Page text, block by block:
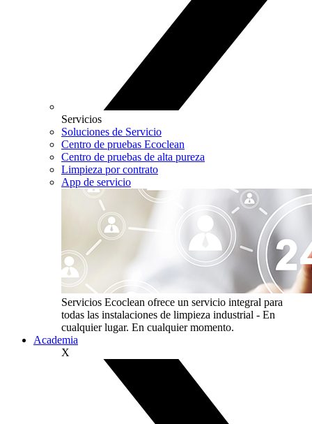
Servicios
Soluciones de Servicio
Centro de pruebas Ecoclean
Centro de pruebas de alta pureza
Limpieza por contrato
App de servicio
Servicios Ecoclean ofrece un servicio integral para
todas las instalaciones de limpieza industrial - En
cualquier lugar. En cualquier momento.
Academia
X